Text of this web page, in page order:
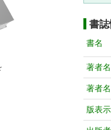
書誌
書名
著者名
著者
版表示